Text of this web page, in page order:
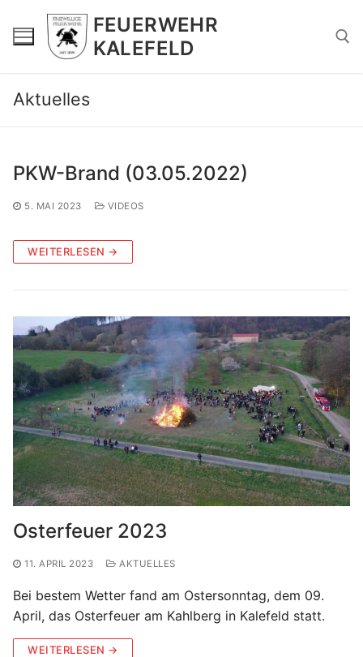
Inhalt
springen
FEUERWEHR
KALEFELD
Aktuelles
PKW-Brand (03.05.2022)
5. MAI 2023 VIDEOS
WEITERLESEN →
Osterfeuer 2023
11. APRIL 2023 AKTUELLES
Bei bestem Wetter fand am Ostersonntag, dem 09.
April, das Osterfeuer am Kahlberg in Kalefeld statt.
WEITERLESEN →